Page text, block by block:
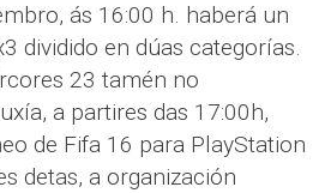
ás 16:00 h. haberá un
dividido en dúas categorías.
23 tamén no
a partires das 17:00h,
de Fifa 16 para PlayStation
detas, a organización